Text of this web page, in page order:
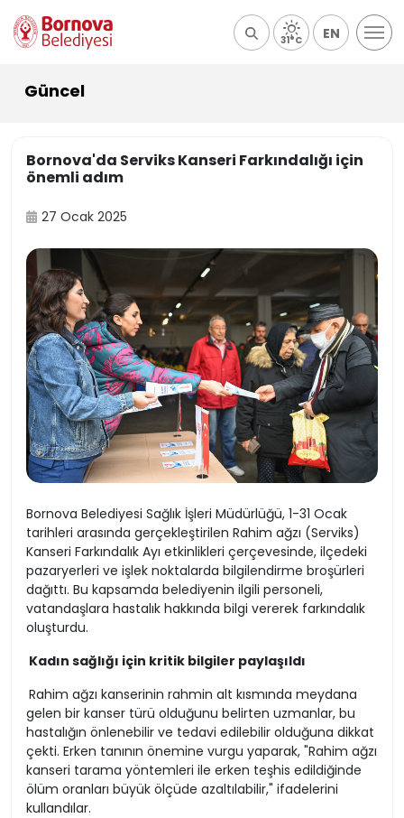
31°C EN
Güncel
Bornova'da Serviks Kanseri Farkındalığı için
önemli adım
27 Ocak 2025
Bornova Belediyesi Sağlık İşleri Müdürlüğü, 1-31 Ocak
tarihleri arasında gerçekleştirilen Rahim ağzı (Serviks)
Kanseri Farkındalık Ayı etkinlikleri çerçevesinde, ilçedeki
pazaryerleri ve işlek noktalarda bilgilendirme broşürleri
dağıttı. Bu kapsamda belediyenin ilgili personeli,
vatandaşlara hastalık hakkında bilgi vererek farkındalık
oluşturdu.
Kadın sağlığı için kritik bilgiler paylaşıldı
Rahim ağzı kanserinin rahmin alt kısmında meydana
gelen bir kanser türü olduğunu belirten uzmanlar, bu
hastalığın önlenebilir ve tedavi edilebilir olduğuna dikkat
çekti. Erken tanının önemine vurgu yaparak, "Rahim ağzı
kanseri tarama yöntemleri ile erken teşhis edildiğinde
ölüm oranları büyük ölçüde azaltılabilir," ifadelerini
kullandılar.